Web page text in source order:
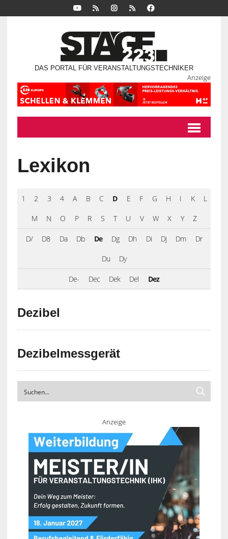
DAS PORTAL FÜR VERANSTALTUNGSTECHNIKER
Anzeige
Lexikon
1 2 3 4 A B C D E F G H I K L
M N O P R S T U V W X Y Z
D/ D8 Da Db De Dg Dh Di Dj Dm Dr
Du Dy
De- Dec Dek Del Dez
Dezibel
Dezibelmessgerät
Anzeige